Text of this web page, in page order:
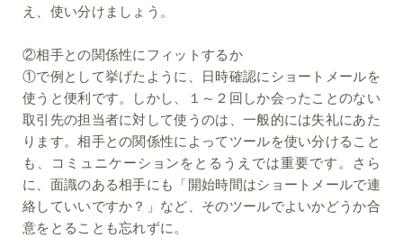
え、使い分けましょう。
②相手との関係性にフィットするか
①で例として挙げたように、日時確認にショートメールを
使うと便利です。しかし、１～２回しか会ったことのない
取引先の担当者に対して使うのは、一般的には失礼にあた
ります。相手との関係性によってツールを使い分けること
も、コミュニケーションをとるうえでは重要です。さら
に、面識のある相手にも「開始時間はショートメールで連
絡していいですか？」など、そのツールでよいかどうか合
意をとることも忘れずに。